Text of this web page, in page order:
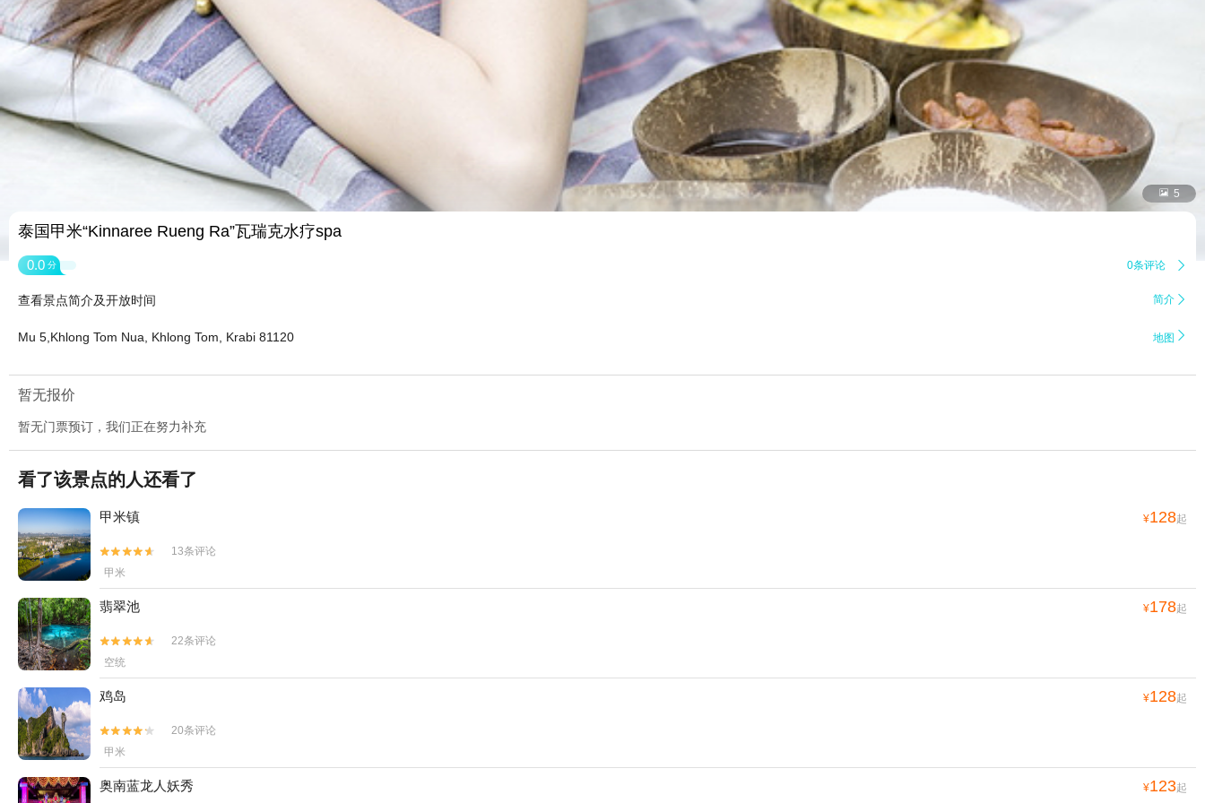
 5
泰国甲米“Kinnaree Rueng Ra”瓦瑞克水疗spa
0.0 分 0条评论 
查看景点简介及开放时间 简介 
Mu 5,Khlong Tom Nua, Khlong Tom, Krabi 81120 地图 
暂无报价
暂无门票预订，我们正在努力补充
看了该景点的人还看了
甲米镇 ¥128起


13条评论
甲米
翡翠池 ¥178起


22条评论
空统
鸡岛 ¥128起


20条评论
甲米
奥南蓝龙人妖秀 ¥123起